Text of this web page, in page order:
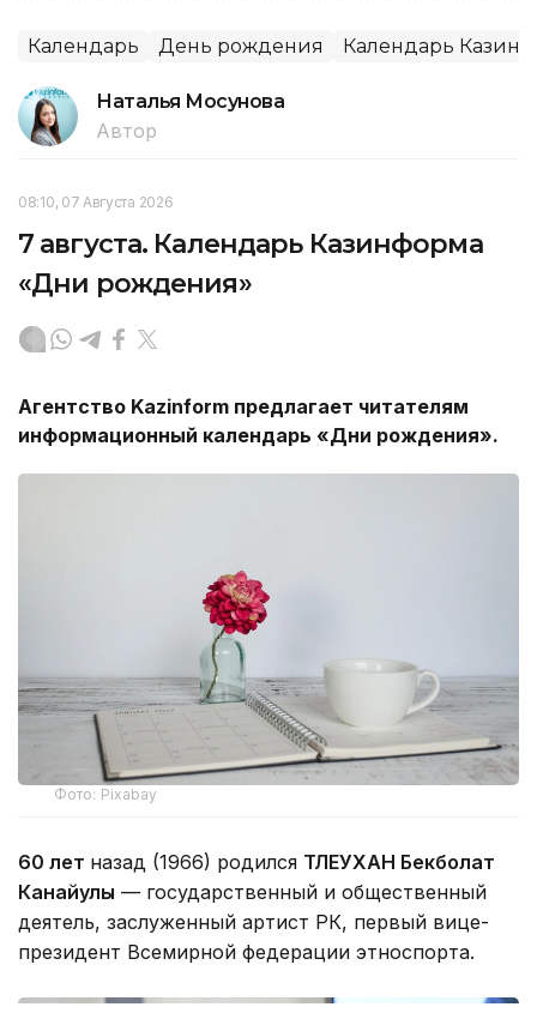
Календарь День рождения Календарь
Наталья Мосунова
Автор
08:10, 07 Августа 2026
7 августа. Календарь Казинформа
«Дни рождения»
Агентство Kazinform предлагает читателям
информационный календарь «Дни рождения».
Фото: Pixabay
60 лет назад (1966) родился ТЛЕУХАН Бекболат
Канайулы — государственный и общественный
деятель, заслуженный артист РК, первый вице-
президент Всемирной федерации этноспорта.